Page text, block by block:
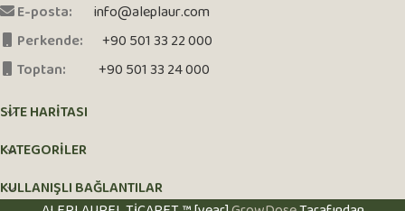
E-posta:
info@aleplaur.com
Perkende:
+90 501 33 22 000
Toptan:
+90 501 33 24 000
SITE HARITASI
KATEGORİLER
KULLANIŞLI BAĞLANTILAR